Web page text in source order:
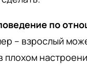
по
– взрослый
плохом